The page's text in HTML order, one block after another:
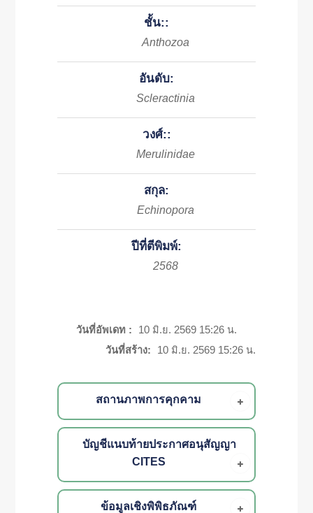
ชั้น::
Anthozoa
อันดับ:
Scleractinia
วงศ์::
Merulinidae
สกุล:
Echinopora
ปีที่ตีพิมพ์:
2568
วันที่อัพเดท :
10 มิ.ย. 2569 15:26 น.
วันที่สร้าง:
10 มิ.ย. 2569 15:26 น.
สถานภาพการคุกคาม
บัญชีแนบท้ายประกาศอนุสัญญา
CITES
ข้อมูลเชิงพิพิธภัณฑ์